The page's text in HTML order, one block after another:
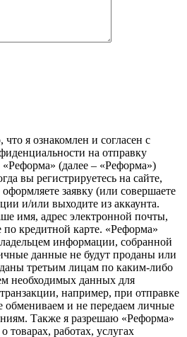
я ознакомлен и согласен с
на отправку
(далее – «Реформа»)
вы регистрируетесь на сайте,
оформляете заявку (или совершаете
и/или выходите из аккаунта.
имя, адрес электронной почты,
кредитной карте. «Реформа»
информации, собранной
данные не будут проданы или
третьим лицам по каким-либо
необходимых данных для
например, при отправке
обмениваем и не передаем личные
Также я разрешаю «Реформа»
товарах, работах, услугах